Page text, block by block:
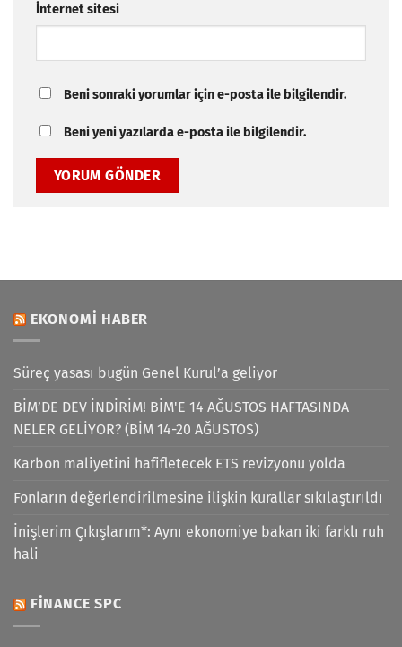
İnternet sitesi
Beni sonraki yorumlar için e-posta ile bilgilendir.
Beni yeni yazılarda e-posta ile bilgilendir.
EKONOMI HABER
Süreç yasası bugün Genel Kurul’a geliyor
BİM’DE DEV İNDİRİM! BİM'E 14 AĞUSTOS HAFTASINDA
NELER GELİYOR? (BİM 14-20 AĞUSTOS)
Karbon maliyetini hafifletecek ETS revizyonu yolda
Fonların değerlendirilmesine ilişkin kurallar sıkılaştırıldı
İnişlerim Çıkışlarım*: Aynı ekonomiye bakan iki farklı ruh
hali
FINANCE SPC